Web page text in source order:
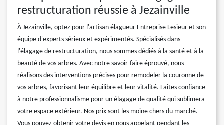
restructuration réussie à Jezainville
À Jezainville, optez pour l'artisan élagueur Entreprise Lesieur et son
équipe d'experts sérieux et expérimentés. Spécialisés dans
l'élagage de restructuration, nous sommes dédiés à la santé et à la
beauté de vos arbres. Avec notre savoir-faire éprouvé, nous
réalisons des interventions précises pour remodeler la couronne de
vos arbres, favorisant leur équilibre et leur vitalité. Faites confiance
à notre professionnalisme pour un élagage de qualité qui sublimera
votre espace extérieur. Nos prix sont les moine chers du marché.
Vous pouvez obtenir votre devis en nous appelant pendant les